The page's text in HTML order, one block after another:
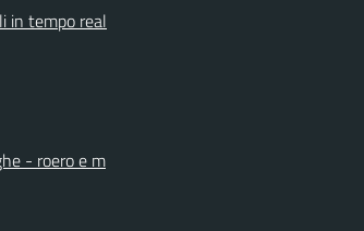
in tempo real
- roero e m